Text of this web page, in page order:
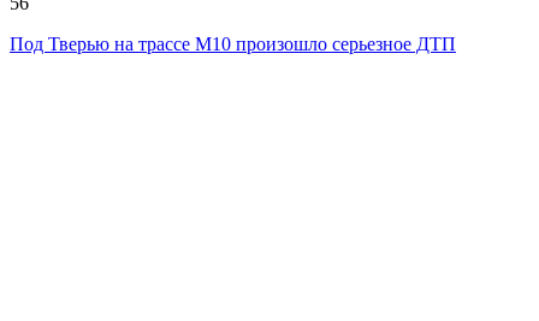
Под Тверью на трассе М10 произошло серьезное ДТП